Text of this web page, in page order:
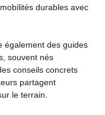
durables avec
également des guides
souvent nés
conseils concrets
partagent
le terrain.